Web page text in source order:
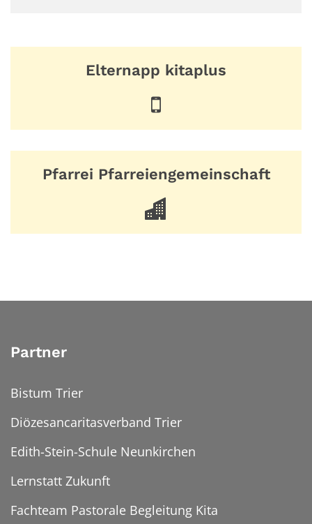
Elternapp kitaplus
Pfarrei Pfarreiengemeinschaft
Partner
Bistum Trier
Diözesancaritasverband Trier
Edith-Stein-Schule Neunkirchen
Lernstatt Zukunft
Fachteam Pastorale Begleitung Kita